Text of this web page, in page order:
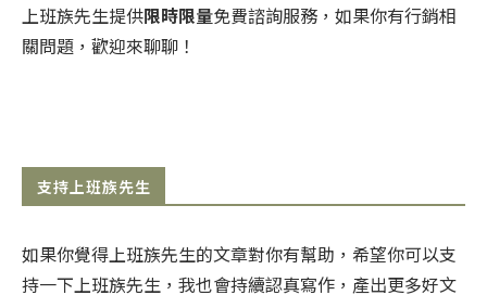
上班族先生提供限時限量免費諮詢服務，如果你有行銷相
關問題，歡迎來聊聊！
支持上班族先生
如果你覺得上班族先生的文章對你有幫助，希望你可以支
持一下上班族先生，我也會持續認真寫作，產出更多好文